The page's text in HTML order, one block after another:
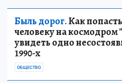
Быль дорог.Как
человеку на космодром
увидеть одно
1990-х
ОБЩЕСТВО